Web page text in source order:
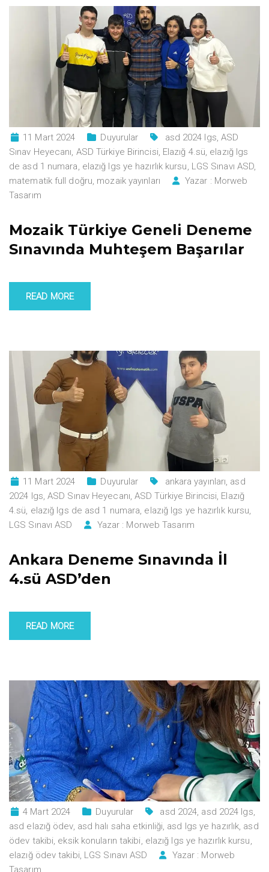
11 Mart 2024 Duyurular asd 2024 lgs, ASD
Sınav Heyecanı, ASD Türkiye Birincisi, Elazığ 4.sü, elazığ lgs
de asd 1 numara, elazığ lgs ye hazırlık kursu, LGS Sınavı ASD,
matematik full doğru, mozaik yayınları Yazar : Morweb
Tasarım
Mozaik Türkiye Geneli Deneme
Sınavında Muhteşem Başarılar
READ MORE
11 Mart 2024 Duyurular ankara yayınları, asd
2024 lgs,ASD Sınav Heyecanı,ASD Türkiye Birincisi, Elazığ
4.sü, elazığ lgs de asd 1 numara, elazığ lgs ye hazırlık kursu,
LGS Sınavı ASD
Yazar : Morweb Tasarım
Ankara Deneme Sınavında İl
4.sü ASD’den
READ MORE
4 Mart 2024 Duyurular asd 2024, asd 2024 lgs,
asd elazığ ödev, asd halı saha etkinliği, asd lgs ye hazırlık, asd
ödev takibi, eksik konuların takibi, elazığ lgs ye hazırlık kursu,
elazığ ödev takibi, LGS Sınavı ASD Yazar : Morweb
Tasarım